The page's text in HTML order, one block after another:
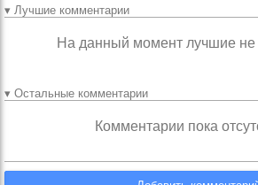
▾ Лучшие комментарии
На данный момент лучшие
▾ Остальные комментарии
Комментарии пока